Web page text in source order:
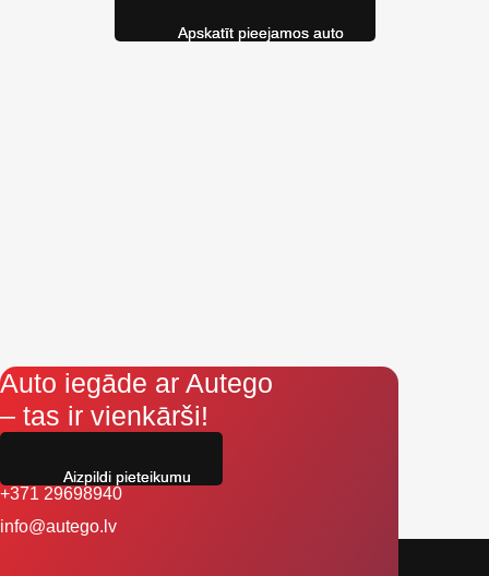
Auto iegāde ar Autego
– tas ir vienkārši!
+371 29698940
info@autego.lv